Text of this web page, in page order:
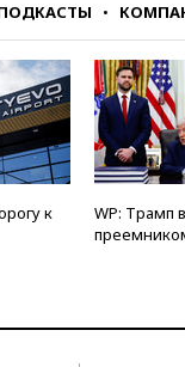
к
WP: Трамп